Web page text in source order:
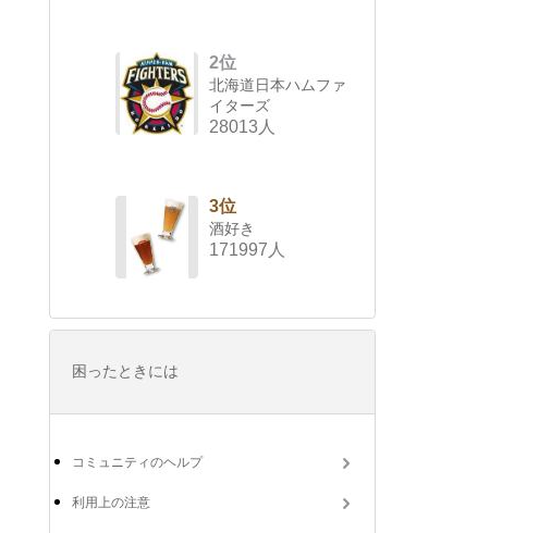
2位
北海道日本ハムファ
イターズ
28013人
3位
酒好き
171997人
困ったときには
コミュニティのヘルプ
利用上の注意